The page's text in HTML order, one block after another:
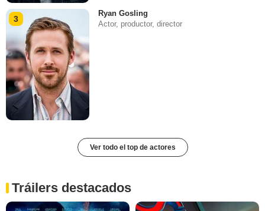
3
Ryan Gosling
Actor, productor, director
Ver todo el top de actores
Tráilers destacados